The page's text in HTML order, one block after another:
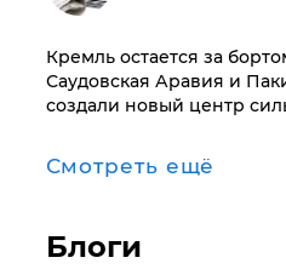
​Кремль остается за
Саудовская Аравия и
создали новый центр
Смотреть ещё
Блоги